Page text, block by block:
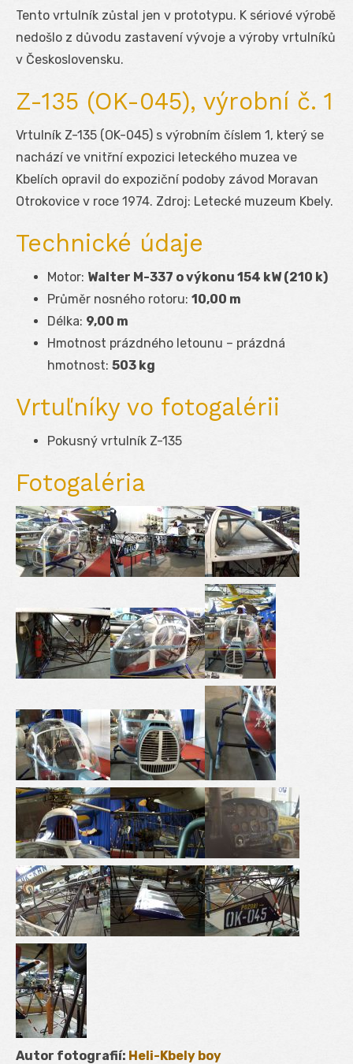
Tento vrtulník zůstal jen v prototypu. K sériové výrobě
nedošlo z důvodu zastavení vývoje a výroby vrtulníků
v Československu.
Z-135 (OK-045), výrobní č. 1
Vrtulník Z-135 (OK-045) s výrobním číslem 1, který se
nachází ve vnitřní expozici leteckého muzea ve
Kbelích opravil do expoziční podoby závod Moravan
Otrokovice v roce 1974. Zdroj: Letecké muzeum Kbely.
Technické údaje
Motor: Walter M-337 o výkonu 154 kW (210 k)
Průměr nosného rotoru: 10,00 m
Délka: 9,00 m
Hmotnost prázdného letounu – prázdná
hmotnost: 503 kg
Vrtuľníky vo fotogalérii
Pokusný vrtulník Z-135
Fotogaléria
Autor fotografií: Heli-Kbely boy